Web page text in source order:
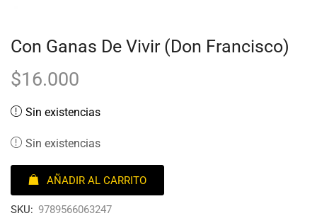
Con Ganas De Vivir (Don Francisco)
$16.000
Sin existencias
Sin existencias
AÑADIR AL CARRITO
SKU: 9789566063247